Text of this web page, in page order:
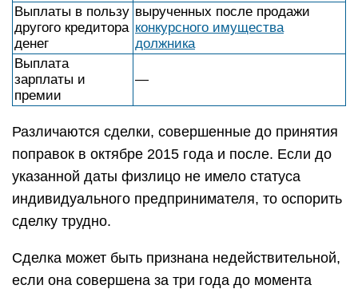
Выплаты в пользу
другого кредитора
денег
вырученных после продажи
конкурсного имущества
должника
Выплата
зарплаты и
премии
—
Различаются сделки, совершенные до принятия
поправок в октябре 2015 года и после. Если до
указанной даты физлицо не имело статуса
индивидуального предпринимателя, то оспорить
сделку трудно.
Сделка может быть признана недействительной,
если она совершена за три года до момента